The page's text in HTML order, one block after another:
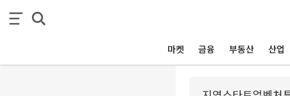
마켓 금융 부동산 산업